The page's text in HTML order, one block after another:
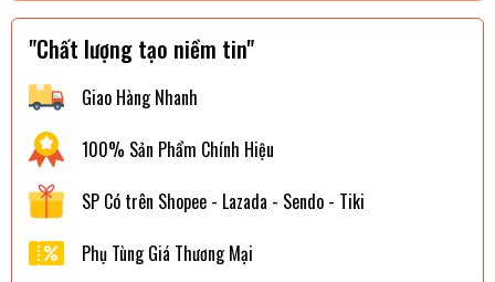
"Chất lượng tạo niềm tin"
Giao Hàng Nhanh
100% Sản Phẩm Chính Hiệu
SP Có trên Shopee - Lazada - Sendo - Tiki
Phụ Tùng Giá Thương Mại